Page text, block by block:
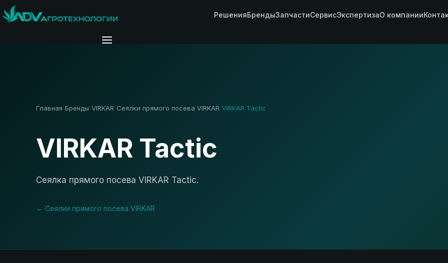
РешенияБрендыЗапчастиСервисЭкспертизаО компании
Главная› Бренды› VIRKAR› Сеялки прямого посева VIRKAR VIRKAR Tactic
VIRKAR Tactic
Сеялка прямого посева VIRKAR Tactic.
← Сеялки прямого посева VIRKAR